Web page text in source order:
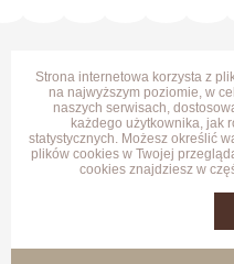
Strona internetowa korzysta z
na najwyższym poziomie, w
naszych serwisach,
każdego użytkownika, jak
statystycznych. Możesz określić
plików cookies w Twojej
cookies znajdziesz w